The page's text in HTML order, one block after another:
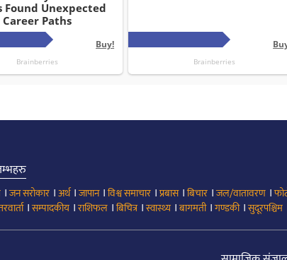
।जन सरोकार ।अर्थ।जापान।विश्व समाचार ।प्रबास।बिचार ।जल/वातावरण ।
।सम्पादकीय ।राशिफल ।बिचित्र।स्वास्थ्य ।बागमती।गण्डकी।सुदूरपश्चिम